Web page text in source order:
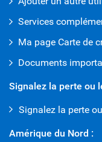
Services
Ma page Carte de
Documents
Signalez la perte ou
Signalez la perte
Amérique du Nord :